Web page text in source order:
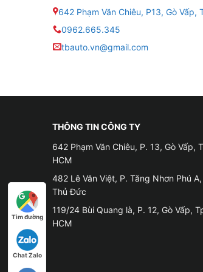
– Ngay tại vị trí lái xe cũng
– Đặc biệt, bộ cốp điện Perfect
642 Phạm Văn Chiêu, P13, Gò Vấp,
0962.665.345
tbauto.vn@gmail.com
THÔNG TIN CÔNG TY
642 Phạm Văn Chiêu, P. 13, Gò Vấp,
HCM
482 Lê Văn Việt, P. Tăng Nhơn Phú A,
Thủ Đức
119/24 Bùi Quang là, P. 12, Gò Vấp,
HCM
Tìm đường
Chat Zalo